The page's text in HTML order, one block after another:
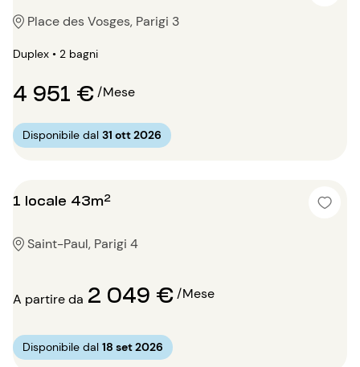
Place des Vosges, Parigi 3
Duplex • 2 bagni
4 951 €/Mese
Disponibile dal 31 ott 2026
1 locale 43m²
Saint-Paul, Parigi 4
A partire da 2 049 €/Mese
Disponibile dal 18 set 2026